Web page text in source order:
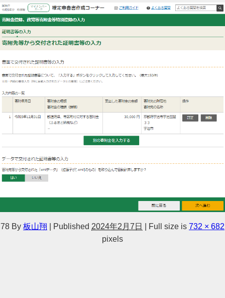
78 By 板山翔 Published 2024年2月7日 Full size is 732 × 682
pixels